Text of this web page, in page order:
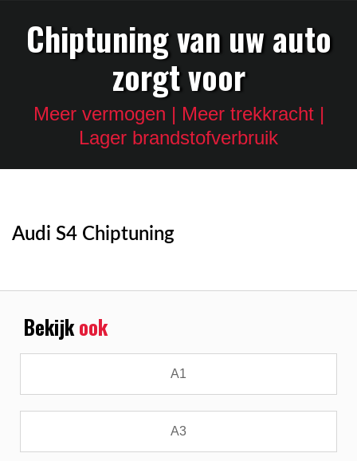
Chiptuning van uw auto
zorgt voor
Meer vermogen | Meer trekkracht |
Lager brandstofverbruik
Audi S4 Chiptuning
Bekijkook
A1
A3